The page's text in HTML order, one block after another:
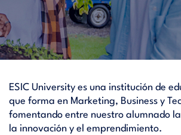
ESIC University es una institución de
que forma en Marketing, Business y
fomentando entre nuestro alumnado
la innovación y el emprendimiento.